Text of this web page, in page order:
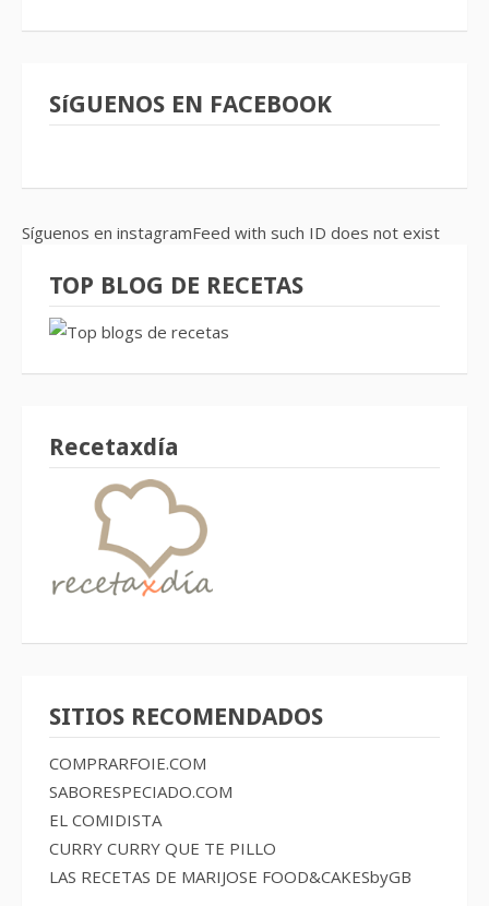
SíGUENOS EN FACEBOOK
Síguenos en instagramFeed with such ID does not exist
TOP BLOG DE RECETAS
Recetaxdía
SITIOS RECOMENDADOS
COMPRARFOIE.COM
SABORESPECIADO.COM
EL COMIDISTA
CURRY CURRY QUE TE PILLO
LAS RECETAS DE MARIJOSE FOOD&CAKESbyGB